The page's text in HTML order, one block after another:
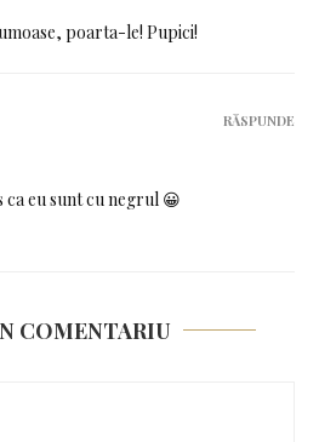
poarta-le! Pupici!
ca eu sunt cu negrul 😀
RĂSPUNDE
COMENTARIU